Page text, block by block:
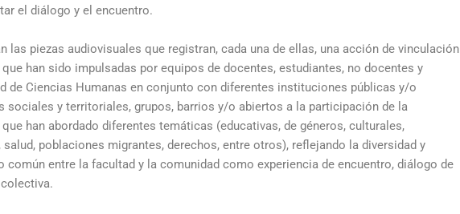
el diálogo y el encuentro.
las piezas audiovisuales que registran, cada una de ellas, una acción de vinculación
han sido impulsadas por equipos de docentes, estudiantes, no docentes y
de Ciencias Humanas en conjunto con diferentes instituciones públicas y/o
sociales y territoriales, grupos, barrios y/o abiertos a la participación de la
han abordado diferentes temáticas (educativas, de géneros, culturales,
poblaciones migrantes, derechos, entre otros), reflejando la diversidad y
común entre la facultad y la comunidad como experiencia de encuentro, diálogo de